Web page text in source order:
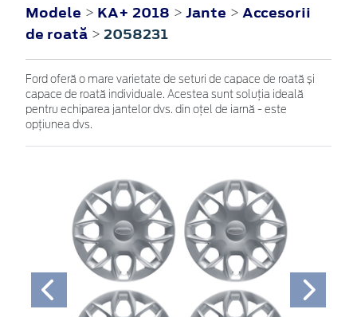
Modele > KA+ 2018 > Jante > Accesorii
de roată > 2058231
Ford oferă o mare varietate de seturi de capace de roată și
capace de roată individuale. Acestea sunt soluția ideală
pentru echiparea jantelor dvs. din oțel de iarnă - este
opțiunea dvs.